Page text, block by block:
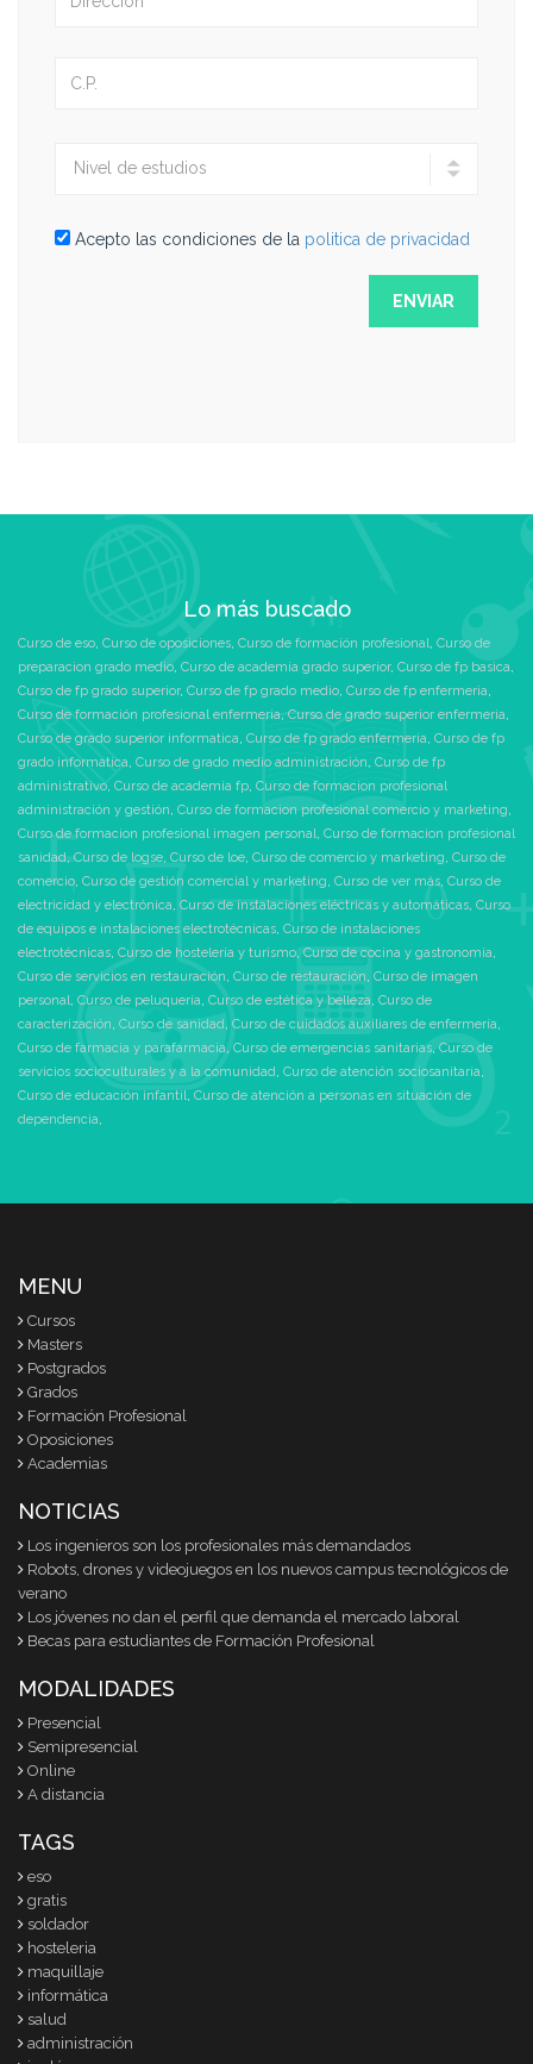
Acepto las condiciones de la politica de privacidad
Lo más buscado
Curso de eso, Curso de oposiciones, Curso de formación profesional, Curso de
preparacion grado medio, Curso de academia grado superior, Curso de fp basica,
Curso de fp grado superior, Curso de fp grado medio, Curso de fp enfermeria,
Curso de formación profesional enfermeria,Curso de grado superior enfermeria,
Curso de grado superior informatica, Curso de fp grado enfermeria, Curso de fp
grado informatica, Curso de grado medio administración, Curso de fp
administrativo, Curso de academia fp, Curso de formacion profesional
administración y gestión, Curso de formacion profesional comercio y marketing,
Curso de formacion profesional imagen personal, Curso de formacion profesional
sanidad,Curso de logse, Curso de loe, Curso de comercio y marketing, Curso de
comercio, Curso de gestión comercial y marketing, Curso de ver más, Curso de
electricidad y electrónica, Curso de instalaciones eléctricas y automáticas, Curso
de equipos e instalaciones electrotécnicas, Curso de instalaciones
electrotécnicas, Curso de hostelería y turismo,Curso de cocina y gastronomía,
Curso de servicios en restauración, Curso de restauración, Curso de imagen
personal, Curso de peluquería, Curso de estética y belleza, Curso de
caracterización, Curso de sanidad, Curso de cuidados auxiliares de enfermería,
Curso de farmacia y parafarmacia,Curso de emergencias sanitarias,Curso de
servicios socioculturales y a la comunidad, Curso de atención sociosanitaria,
Curso de educación infantil, Curso de atención a personas en situación de
dependencia,
MENU
Cursos
Masters
Postgrados
Grados
Formación Profesional
Oposiciones
Academias
NOTICIAS
Los ingenieros son los profesionales más demandados
Robots, drones y videojuegos en los nuevos campus tecnológicos de
verano
Los jóvenes no dan el perfil que demanda el mercado laboral
Becas para estudiantes de Formación Profesional
MODALIDADES
Presencial
Semipresencial
Online
A distancia
TAGS
eso
gratis
soldador
hosteleria
maquillaje
informática
salud
administración